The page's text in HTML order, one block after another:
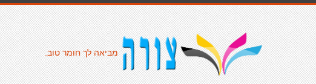
מביאה לך חומר טוב.